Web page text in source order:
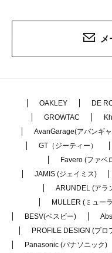
OAKLEY DE
GROWTAC
AvanGarage(アバンギ
GT（ジーティー）
Favero (ファベ
JAMIS (ジェイミス)
ARUNDEL (アラ
MULLER (ミュー
BESV(ベスビー)
PROFILE DESIGN (プロ
Panasonic (パナソニック)